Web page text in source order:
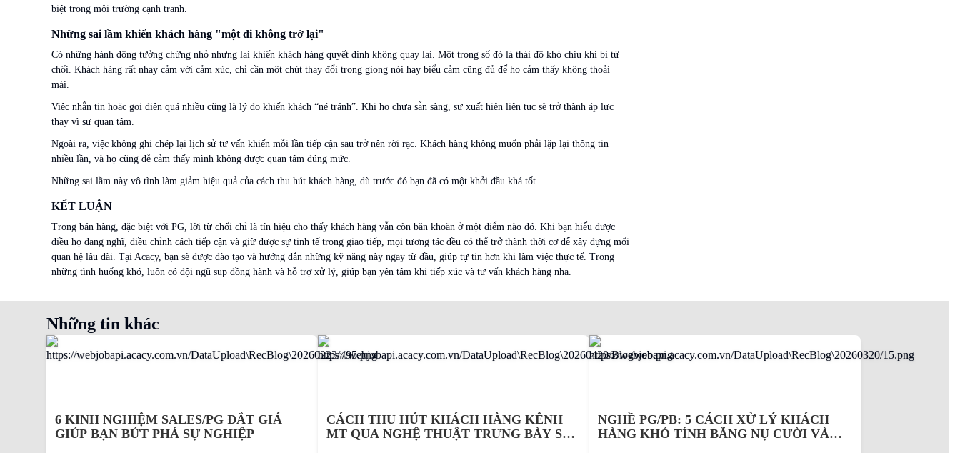
biệt trong môi trường cạnh tranh.
Những sai lầm khiến khách hàng "một đi không trở lại"
Có những hành động tưởng chừng nhỏ nhưng lại khiến khách hàng quyết định không quay lại. Một trong số đó là thái độ khó chịu khi bị từ
chối. Khách hàng rất nhạy cảm với cảm xúc, chỉ cần một chút thay đổi trong giọng nói hay biểu cảm cũng đủ để họ cảm thấy không thoải
mái.
Việc nhắn tin hoặc gọi điện quá nhiều cũng là lý do khiến khách “né tránh”. Khi họ chưa sẵn sàng, sự xuất hiện liên tục sẽ trở thành áp lực
thay vì sự quan tâm.
Ngoài ra, việc không ghi chép lại lịch sử tư vấn khiến mỗi lần tiếp cận sau trở nên rời rạc. Khách hàng không muốn phải lặp lại thông tin
nhiều lần, và họ cũng dễ cảm thấy mình không được quan tâm đúng mức.
Những sai lầm này vô tình làm giảm hiệu quả của cách thu hút khách hàng, dù trước đó bạn đã có một khởi đầu khá tốt.
KẾT LUẬN
Trong bán hàng, đặc biệt với PG, lời từ chối chỉ là tín hiệu cho thấy khách hàng vẫn còn băn khoăn ở một điểm nào đó. Khi bạn hiểu được
điều họ đang nghĩ, điều chỉnh cách tiếp cận và giữ được sự tinh tế trong giao tiếp, mọi tương tác đều có thể trở thành thời cơ để xây dựng mối
quan hệ lâu dài. Tại Acacy, bạn sẽ được đào tạo và hướng dẫn những kỹ năng này ngay từ đầu, giúp tự tin hơn khi làm việc thực tế. Trong
những tình huống khó, luôn có đội ngũ sup đồng hành và hỗ trợ xử lý, giúp bạn yên tâm khi tiếp xúc và tư vấn khách hàng nha.
Những tin khác
6 KINH NGHIỆM SALES/PG ĐẮT GIÁ
GIÚP BẠN BỨT PHÁ SỰ NGHIỆP
CÁCH THU HÚT KHÁCH HÀNG KÊNH
MT QUA NGHỆ THUẬT TRƯNG BÀY SẢN
NGHỀ PG/PB: 5 CÁCH XỬ LÝ KHÁCH
HÀNG KHÓ TÍNH BẰNG NỤ CƯỜI VÀ